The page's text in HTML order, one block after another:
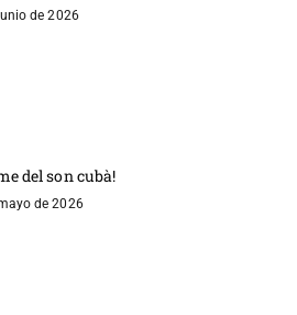
de 2026
del son cubà!
de 2026